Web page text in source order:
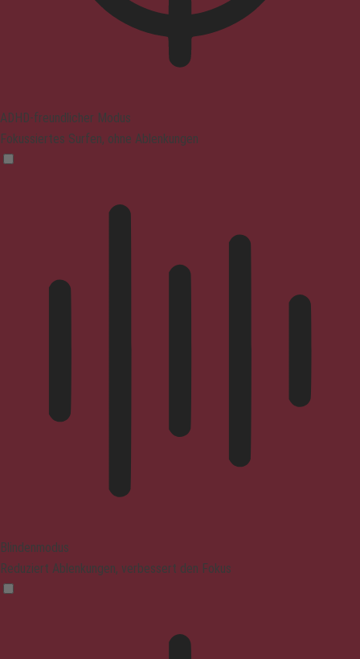
ADHD-freundlicher Modus
Fokussiertes Surfen, ohne Ablenkungen
Blindenmodus
Reduziert Ablenkungen, verbessert den Fokus